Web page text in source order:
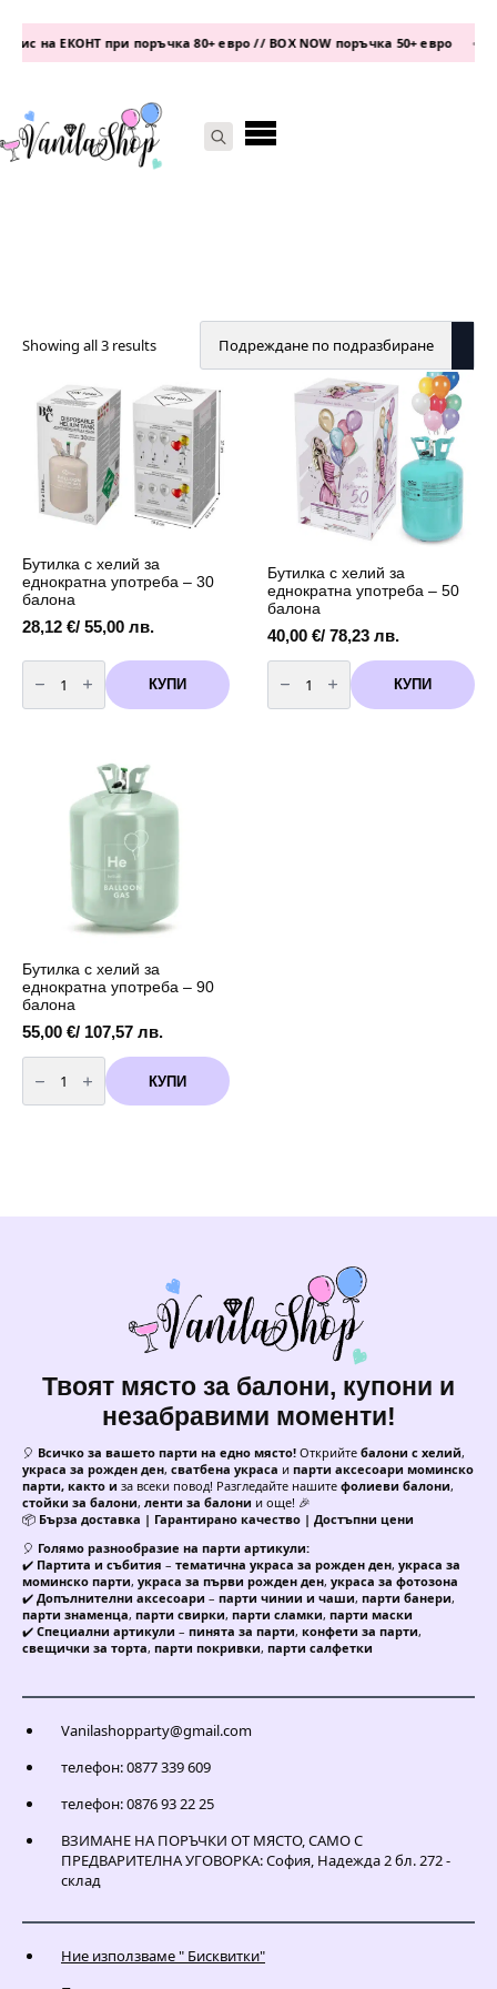
на ЕКОНТ при поръчка 80+ евро // BOX NOW поръчка 50+ евро
Showing all 3 results
Бутилка с хелий за
еднократна употреба – 30
балона
28,12 €/ 55,00 лв.
количество
за
Бутилка
с
балона
КУПИ
Бутилка с хелий за
еднократна употреба – 50
балона
40,00 €/ 78,23 лв.
количество
за
Бутилка
с
КУПИ
Бутилка с хелий за
еднократна употреба – 90
балона
55,00 €/ 107,57 лв.
количество
за
Бутилка
с
КУПИ
Твоят място за балони, купони и
незабравими моменти!
🎈 Всичко за вашето парти на едно място! Открийте балони с хелий,
украса за рожден ден, сватбена украса и парти аксесоари моминско
парти, както и за всеки повод! Разгледайте нашите фолиеви балони,
стойки за балони, ленти за балони и още! 🎉
📦 Бърза доставка | Гарантирано качество | Достъпни цени
🎈 Голямо разнообразие на парти артикули:
✔️ Партита и събития – тематична украса за рожден ден, украса за
моминско парти, украса за първи рожден ден, украса за фотозона
✔️ Допълнителни аксесоари – парти чинии и чаши, парти банери,
парти знаменца, парти свирки, парти сламки, парти маски
✔️ Специални артикули – пинята за парти, конфети за парти,
свещички за торта, парти покривки, парти салфетки
Vanilashopparty@gmail.com
телефон: 0877 339 609
телефон: 0876 93 22 25
ВЗИМАНЕ НА ПОРЪЧКИ ОТ МЯСТО, САМО С
ПРЕДВАРИТЕЛНА УГОВОРКА: София, Надежда 2 бл. 272 -
склад
Ние използваме " Бисквитки"